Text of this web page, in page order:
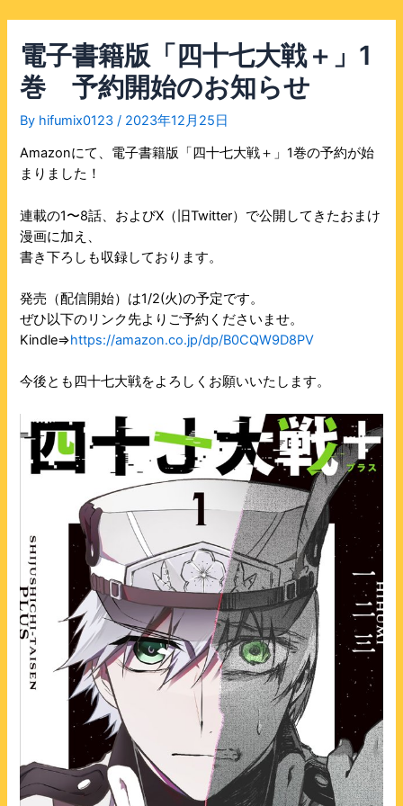
電子書籍版「四十七大戦＋」1
巻 予約開始のお知らせ
By hifumix0123/ 2023年12月25日
Amazonにて、電子書籍版「四十七大戦＋」1巻の予約が始
まりました！
連載の1〜8話、およびX（旧Twitter）で公開してきたおまけ
漫画に加え、
書き下ろしも収録しております。
発売（配信開始）は1/2(火)の予定です。
ぜひ以下のリンク先よりご予約くださいませ。
Kindle⇒https://amazon.co.jp/dp/B0CQW9D8PV
今後とも四十七大戦をよろしくお願いいたします。